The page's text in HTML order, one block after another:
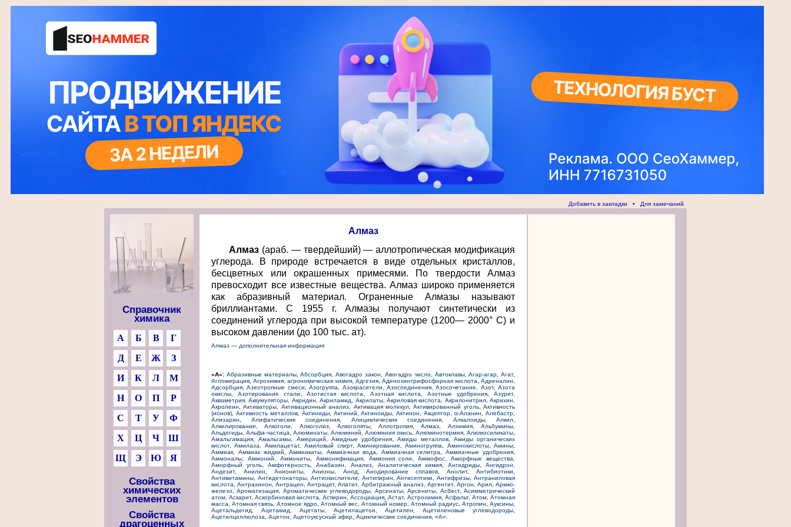
Добавить в закладки • Для замечаний
Справочник
химика
А Б В
Г
Д
Е Ж
З
И
К Л
М
Н
О П
Р
С
Т У
Ф
Х
Ц Ч
Ш
Щ
Э Ю Я
Свойства
химических
элементов
Свойства
драгоценных
Алмаз
Алмаз (араб. — твердейший) — аллотропическая модификация
углерода. В природе встречается в виде отдельных кристаллов,
бесцветных или окрашенных примесями. По твердости Алмаз
превосходит все известные вещества. Алмаз широко применяется
как абразивный материал. Ограненные Алмазы называют
бриллиантами. С 1955 г. Алмазы получают синтетически из
соединений углерода при высокой температуре (1200— 2000° C) и
высоком давлении (до 100 тыс. ат).
Алмаз — дополнительная информация
«А»: Абразивные материалы,Абсорбция ,Авогадро закон Авогадро число, Автоклавы,Агар-агар ,Агат,
Агломерация Агрохимия, агрономическая химия Адгезия Аденозинтрифосфорная кислота Адреналин
Адсорбция ,Азеотропные смеси ,Азогруппа Азокрасители Азосоединения,Азосочетание Азот, Азота
окислы ,Азотирование стали ,Азотистая кислота Азотная кислота Азотные удобрения ,Азурит,
Акваметрия ,Аккумуляторы Акридин ,Акриламид Акрилаты, Акриловая кислота Акрилонитрил, Акрихин
Акролеин ,Активаторы Активационный анализ Активация молекул,Активированный уголь, Активность
(ионов)
Активность металлов, Актиниды, Актиний ,Актиноиды ,Актинон ,Акцептор ,α-Аланин ,Алебастр
Ализарин
Алифатические соединения Алициклические соединения Алкалоиды, Алкил
Алкилирование ,Алкоголи Алкоголиз, Алкоголяты,Аллотропия ,Алмаз Алхимия,Альбумины
Альдегиды Альфа-частица Алюминаты Алюминий Алюминия окись Алюминотермия Алюмосиликаты
Амальгамация ,Амальгамы Америций Амидные удобрения ,Амиды металлов, Амиды органических
кислот,Амилаза Амилацетат,Амиловый спирт, Аминирование ,Аминогруппа Аминокислоты, Амины
Аммиак
Аммиак жидкий ,Аммиакаты ,Аммиачная вода Аммиачная селитра ,Аммиачные удобрения
Аммоналы
Аммоний Аммониты, Аммонификация, Аммония соли ,Аммофос ,Аморфные вещества
Аморфный уголь ,Амфотерность ,Анабазин Анализ, Аналитическая химия, Ангидриды, Ангидрон
Андезит, Анилин Аниониты, Анионы, Анод ,Анодирование сплавов ,Анолит, Антибиотики
Антивитамины
Антидетонаторы, Антиокислители Антипирин ,Антисептики ,Антифризы ,Антраниловая
кислота ,Антрахинон ,Антрацен ,Антрацит,Апатит, Арбитражный анализ, Аргентит, Аргон Арил,Армко-
железо ,Ароматизация Ароматические углеводороды Арсенаты,Арсениты Асбест,Асимметрический
атом Аскарит, Аскорбиновая кислота Аспирин Ассоциация Астат, Астрохимия Асфальт, Атом Атомная
масса
Атомная связь Атомное ядро Атомный вес Атомный номер Атомный радиус Атропин Ауксины
Ацетальдегид
Ацетамид Ацетаты Ацетилацетон Ацетилен Ацетиленовые углеводороды
Ацетилцеллюлоза
Ацетон Ацетоуксусный эфир Ациклические соединения «А»